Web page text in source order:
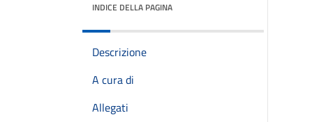
INDICE DELLA PAGINA
Descrizione
A cura di
Allegati